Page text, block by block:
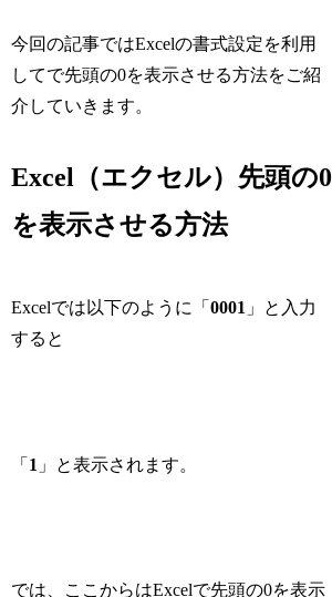
今回の記事ではExcelの書式設定を利用
してで先頭の0を表示させる方法をご紹
介していきます。
Excel（エクセル）先頭の0
を表示させる方法
Excelでは以下のように「0001 」と入力
すると
「 1 」と表示されます。
では、ここからはExcelで先頭の0を表示